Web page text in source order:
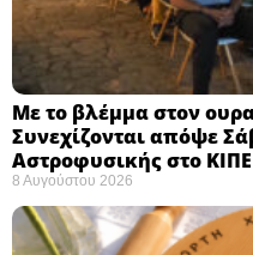
Με το βλέμμα στον
Συνεχίζονται απόψε
Αστροφυσικής στο
8 Αυγούστου 2026